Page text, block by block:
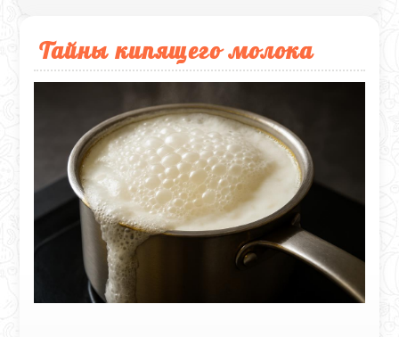
Тайны кипящего молока